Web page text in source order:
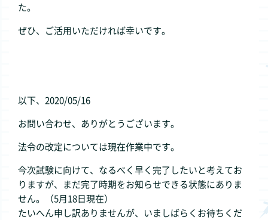
た。
ぜひ、ご活用いただければ幸いです。
以下、2020/05/16
お問い合わせ、ありがとうございます。
法令の改定については現在作業中です。
今次試験に向けて、なるべく早く完了したいと考えてお
りますが、まだ完了時期をお知らせできる状態にありま
せん。（5月18日現在）
たいへん申し訳ありませんが、いましばらくお待ちくだ